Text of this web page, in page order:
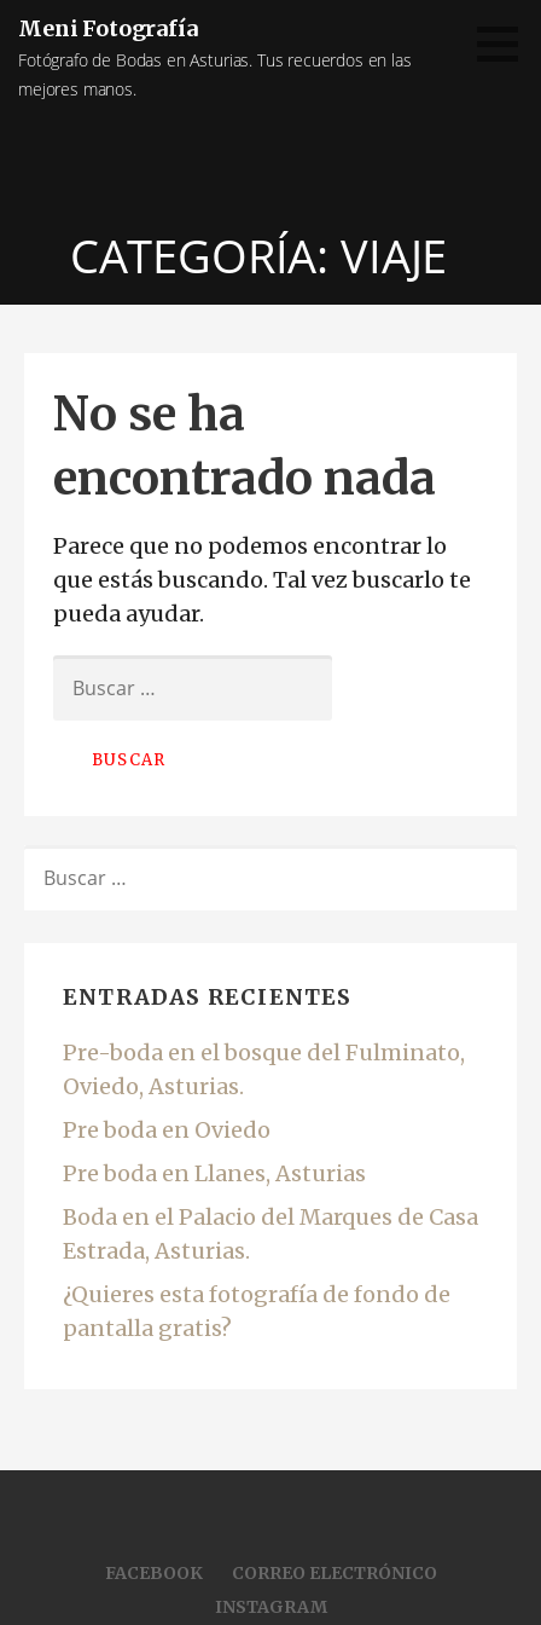
contenido
Meni Fotografía
Fotógrafo de Bodas en Asturias. Tus recuerdos en las
mejores manos.
CATEGORÍA: VIAJE
No se ha
encontrado nada
Parece que no podemos encontrar lo
que estás buscando. Tal vez buscarlo te
pueda ayudar.
ENTRADAS RECIENTES
Pre-boda en el bosque del Fulminato,
Oviedo, Asturias.
Pre boda en Oviedo
Pre boda en Llanes, Asturias
Boda en el Palacio del Marques de Casa
Estrada, Asturias.
¿Quieres esta fotografía de fondo de
pantalla gratis?
FACEBOOK
CORREO ELECTRÓNICO
INSTAGRAM